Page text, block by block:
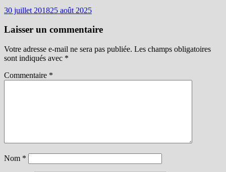
30 juillet 201825 août 2025
Laisser un commentaire
Votre adresse e-mail ne sera pas publiée. Les champs obligatoires
sont indiqués avec *
Commentaire *
Nom *